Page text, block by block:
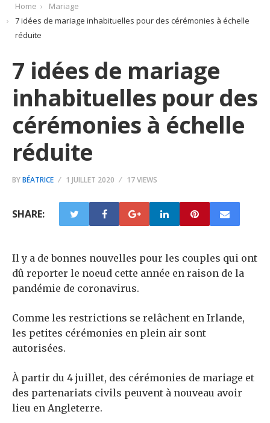
Home
Mariage
7 idées de mariage inhabituelles pour des cérémonies à échelle
réduite
7 idées de mariage
inhabituelles pour des
cérémonies à échelle
réduite
BYBÉATRICE 1 JUILLET 2020 17 VIEWS
SHARE:
Il y a de bonnes nouvelles pour les couples qui ont
dû reporter le noeud cette année en raison de la
pandémie de coronavirus.
Comme les restrictions se relâchent en Irlande,
les petites cérémonies en plein air sont
autorisées.
À partir du 4 juillet, des cérémonies de mariage et
des partenariats civils peuvent à nouveau avoir
lieu en Angleterre.